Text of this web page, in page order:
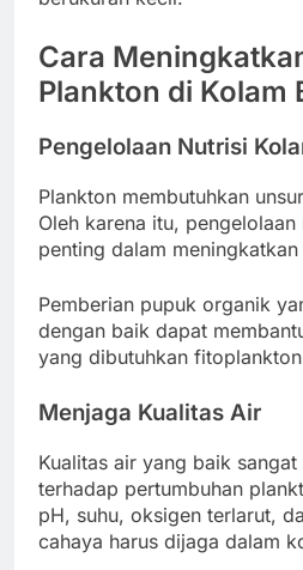
Cara
Plankton di Kolam
Pengelolaan Nutrisi
Plankton membutuhkan
Oleh karena itu,
penting dalam
Pemberian pupuk organik
dengan baik dapat
yang dibutuhkan
Menjaga Kualitas Air
Kualitas air yang baik
terhadap pertumbuhan
pH, suhu, oksigen terlarut,
cahaya harus dijaga dalam